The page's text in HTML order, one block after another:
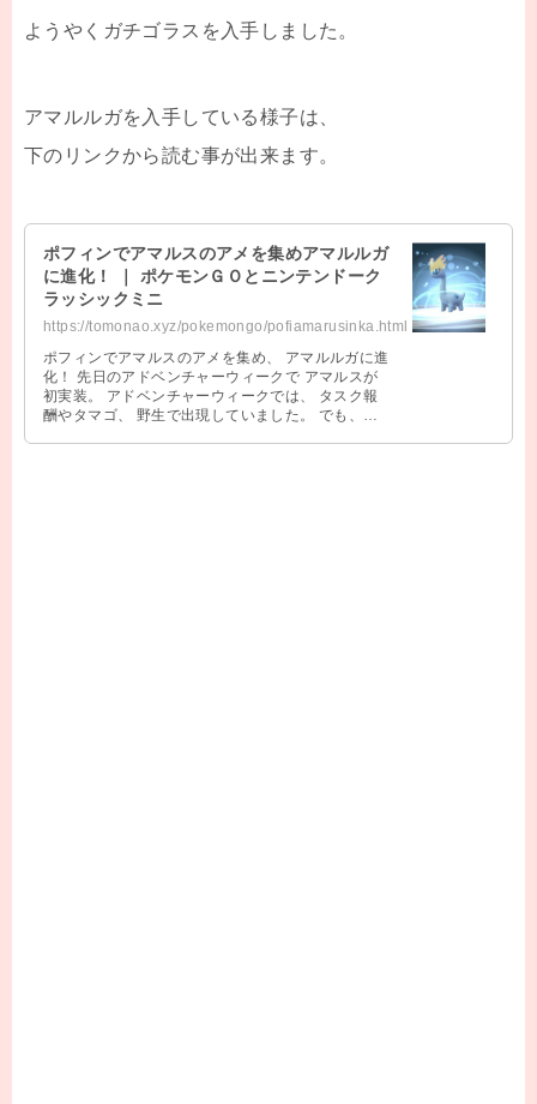
ようやくガチゴラスを入手しました。
アマルルガを入手している様子は、
下のリンクから読む事が出来ます。
ポフィンでアマルスのアメを集めアマルルガ
に進化！ ｜ ポケモンＧＯとニンテンドーク
ラッシックミニ
https://tomonao.xyz/pokemongo/pofiamarusinka.html
ポフィンでアマルスのアメを集め、 アマルルガに進
化！ 先日のアドベンチャーウィークで アマルスが
初実装。 アドベンチャーウィークでは、 タスク報
酬やタマゴ、 野生で出現していました。 でも、思